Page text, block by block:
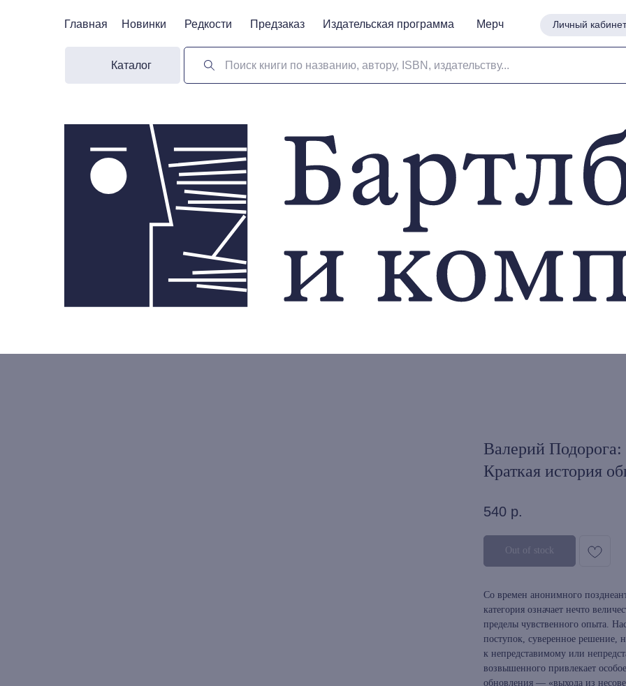
Личный кабинет
Поиск книги по названию, автору, ISBN, издательству...
Новинки Предзаказ Издательская программа Мерч
Редкости
Главная
Каталог
Личный кабинет
Новинки Предзаказ Издательская программа Мерч
Редкости
Главная
Валерий
Краткая история
540 р.
Out of stock
Со времен анонимного
категория означает нечто
пределы чувственного опыта.
поступок, суверенное решение,
к непредставимому или
возвышенного привлекает
обновления — «выхода из